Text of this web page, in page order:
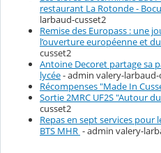
restaurant La Rotonde -
larbaud-cusset2
Remise des Europass : une
l’ouverture européenne et
cusset2
Antoine Decoret partage sa
lycée- admin valery-larbaud-
Récompenses "Made In
Sortie 2MRC UF2S "Autour
cusset2
Repas en sept services
BTS MHR - admin valery-